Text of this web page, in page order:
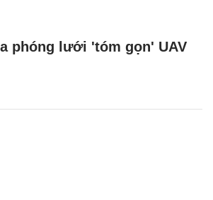
phóng lưới 'tóm gọn' UAV